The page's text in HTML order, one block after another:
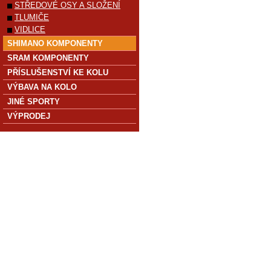
STŘEDOVÉ OSY A SLOŽENÍ
TLUMIČE
VIDLICE
SHIMANO KOMPONENTY
SRAM KOMPONENTY
PŘÍSLUŠENSTVÍ KE KOLU
VÝBAVA NA KOLO
JINÉ SPORTY
VÝPRODEJ